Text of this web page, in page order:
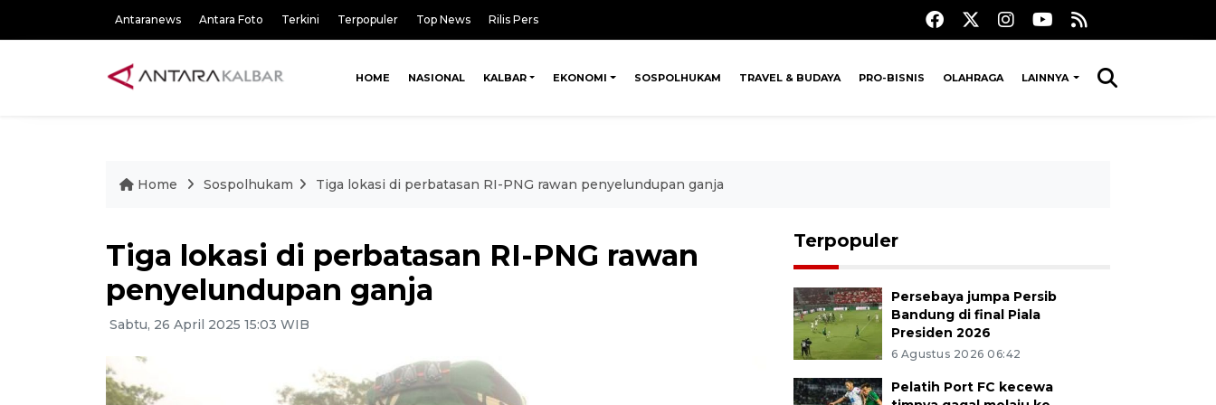
Antaranews Antara Foto Terkini Terpopuler Top News Rilis Pers
HOME NASIONAL KALBAR EKONOMI SOSPOLHUKAM TRAVEL & BUDAYA PRO-BISNIS OLAHRAGA LAINNYA
Home Sospolhukam Tiga lokasi di perbatasan RI-PNG rawan penyelundupan ganja
Tiga lokasi di perbatasan RI-PNG rawan
penyelundupan ganja
Sabtu, 26 April 2025 15:03 WIB
Terpopuler
Persebaya jumpa Persib
Bandung di final Piala
Presiden 2026
6 Agustus 2026 06:42
Pelatih Port FC kecewa